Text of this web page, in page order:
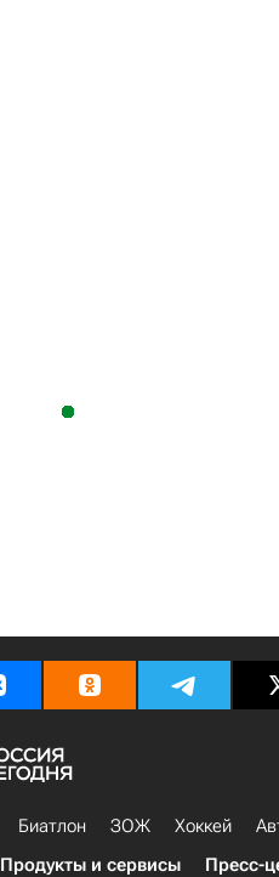
Биатлон ЗОЖ Хоккей
Продукты и сервисы Пресс-